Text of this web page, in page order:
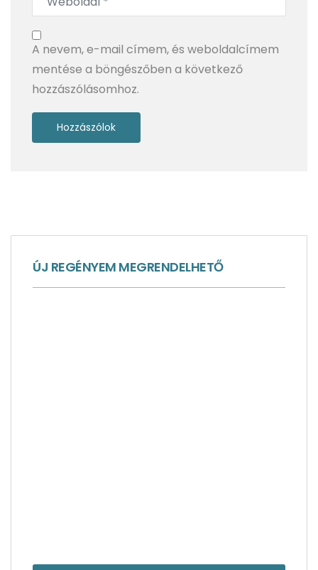
A nevem, e-mail címem, és weboldalcímem
mentése a böngészőben a következő
hozzászólásomhoz.
ÚJ REGÉNYEM MEGRENDELHETŐ